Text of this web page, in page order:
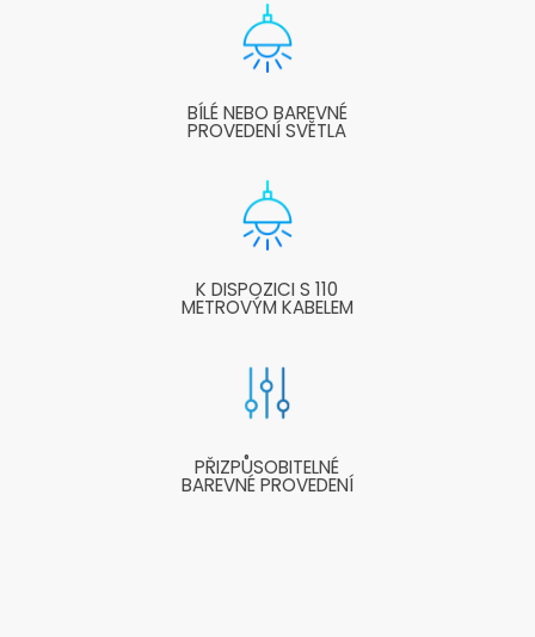
BÍLÉ NEBO BAREVNÉ
PROVEDENÍ SVĚTLA
K DISPOZICI S 110
METROVÝM KABELEM
PŘIZPŮSOBITELNÉ
BAREVNÉ PROVEDENÍ